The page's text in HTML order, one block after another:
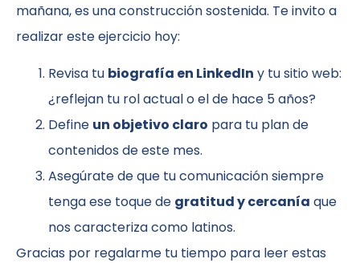
mañana, es una construcción sostenida. Te invito a
realizar este ejercicio hoy:
Revisa tu biografía en LinkedIn y tu sitio web:
¿reflejan tu rol actual o el de hace 5 años?
Define un objetivo claro para tu plan de
contenidos de este mes.
Asegúrate de que tu comunicación siempre
tenga ese toque de gratitud y cercanía que
nos caracteriza como latinos.
Gracias por regalarme tu tiempo para leer estas